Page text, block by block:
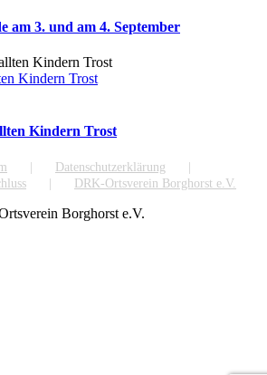
am 3. und am 4. September
Kindern Trost
Kindern Trost
Datenschutzerklärung
DRK-Ortsverein Borghorst e.V.
Borghorst e.V.